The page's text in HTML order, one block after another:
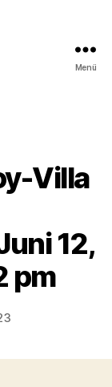
Menü
Villa
12,
pm